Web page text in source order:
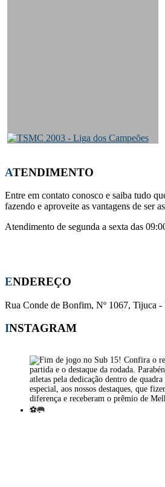
ATENDIMENTO
Entre em contato conosco e saiba tudo
fazendo e aproveite as vantagens de ser
Atendimento de segunda a sexta das
ENDEREÇO
Rua Conde de Bonfim, Nº 1067, Tijuca -
INSTAGRAM